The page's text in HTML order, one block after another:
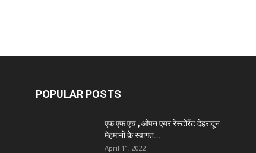
POPULAR POSTS
एफ एफ एच , ओपन एयर रेस्टोरेंट देहरादून
मेहमानों के स्वागत...
April 11, 2022